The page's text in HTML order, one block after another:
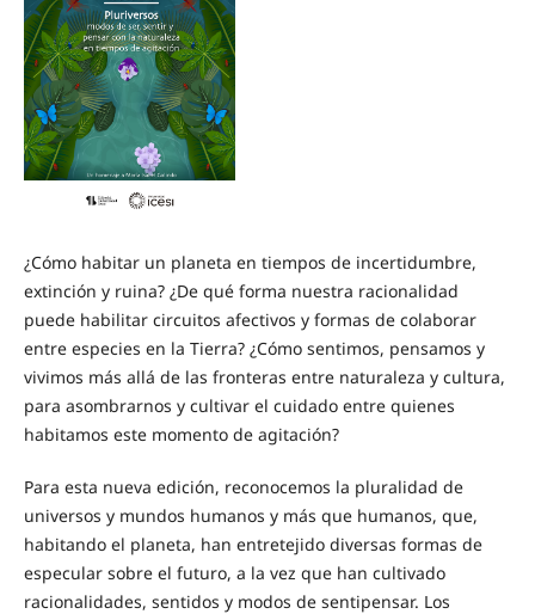
¿Cómo habitar un planeta en tiempos de incertidumbre,
extinción y ruina? ¿De qué forma nuestra racionalidad
puede habilitar circuitos afectivos y formas de colaborar
entre especies en la Tierra? ¿Cómo sentimos, pensamos y
vivimos más allá de las fronteras entre naturaleza y cultura,
para asombrarnos y cultivar el cuidado entre quienes
habitamos este momento de agitación?
Para esta nueva edición, reconocemos la pluralidad de
universos y mundos humanos y más que humanos, que,
habitando el planeta, han entretejido diversas formas de
especular sobre el futuro, a la vez que han cultivado
racionalidades, sentidos y modos de sentipensar. Los